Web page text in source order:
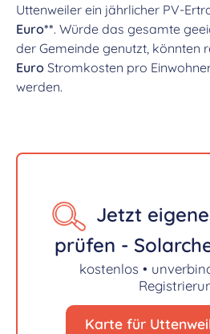
Uttenweiler ein jährlicher PV-
Euro**. Würde das gesamte
der Gemeinde genutzt, könnten
Euro Stromkosten pro
werden.
Jetzt
prüfen -
kostenlos •
Karte für